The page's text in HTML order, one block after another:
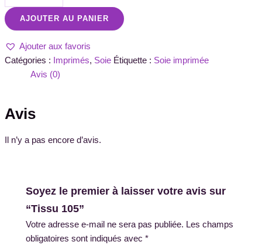
AJOUTER AU PANIER
Ajouter aux favoris
Catégories : Imprimés, Soie Étiquette : Soie imprimée
Avis (0)
Avis
Il n’y a pas encore d’avis.
Soyez le premier à laisser votre avis sur
“Tissu 105”
Votre adresse e-mail ne sera pas publiée. Les champs
obligatoires sont indiqués avec*